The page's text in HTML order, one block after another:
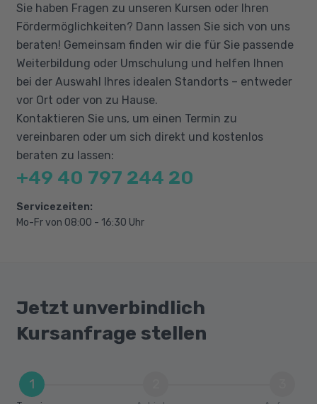
Sprachelemente/Prinzipien/Techniken
OO Analyse (OOA), Entwurf (OOD) und
Programmierung (OOP)
Softwareentwurf mit UML
Planung und Konzeption von Internetseiten
HTML5 und CSS: Texte, Hyperlinks, Grafiken,
Listen, Tabellen
Formulare, Meta-Tags, SEO
Datenbankdesign, SQL, Daten abfragen und
Sprachelemente und das OOP-Konzept von
Destruktoren
Klonen und vererben, Exception Handling
erfordert eine hohe IT-Affinität und erweiterte
PC-Kenntnisse, einen sicheren Umgang mit
Windows und der Ordnerstruktur auf dem PC
und der Arbeit mit Dateien. Außerdem werden
Grundkenntnisse in der Textverarbeitung
vorausgesetzt.
Sie haben Fragen zu unseren Kursen oder Ihren
Fördermöglichkeiten? Dann lassen Sie sich von uns
beraten! Gemeinsam finden wir die für Sie passende
Weiterbildung oder Umschulung und helfen Ihnen
bei der Auswahl Ihres idealen Standorts – entweder
vor Ort oder von zu Hause.
Kontaktieren Sie uns, um einen Termin zu
vereinbaren oder um sich direkt und kostenlos
beraten zu lassen:
+49 40 797 244 20
Servicezeiten:
Mo-Fr von 08:00 - 16:30 Uhr
Jetzt unverbindlich
Kursanfrage stellen
1